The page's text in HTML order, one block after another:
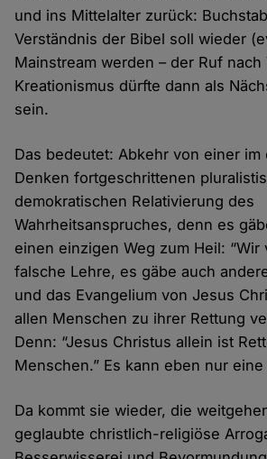
und ins Mittelalter zurück:
Verständnis der Bibel soll wieder
Mainstream werden – der Ruf
Kreationismus dürfte dann als
sein.
Das bedeutet: Abkehr von einer im
Denken fortgeschrittenen
demokratischen Relativierung des
Wahrheitsanspruches, denn es
einen einzigen Weg zum Heil:
falsche Lehre, es gäbe auch
und das Evangelium von Jesus
allen Menschen zu ihrer Rettung
Denn: “Jesus Christus allein ist
Menschen.” Es kann eben nur
Da kommt sie wieder, die
geglaubte christlich-religiöse